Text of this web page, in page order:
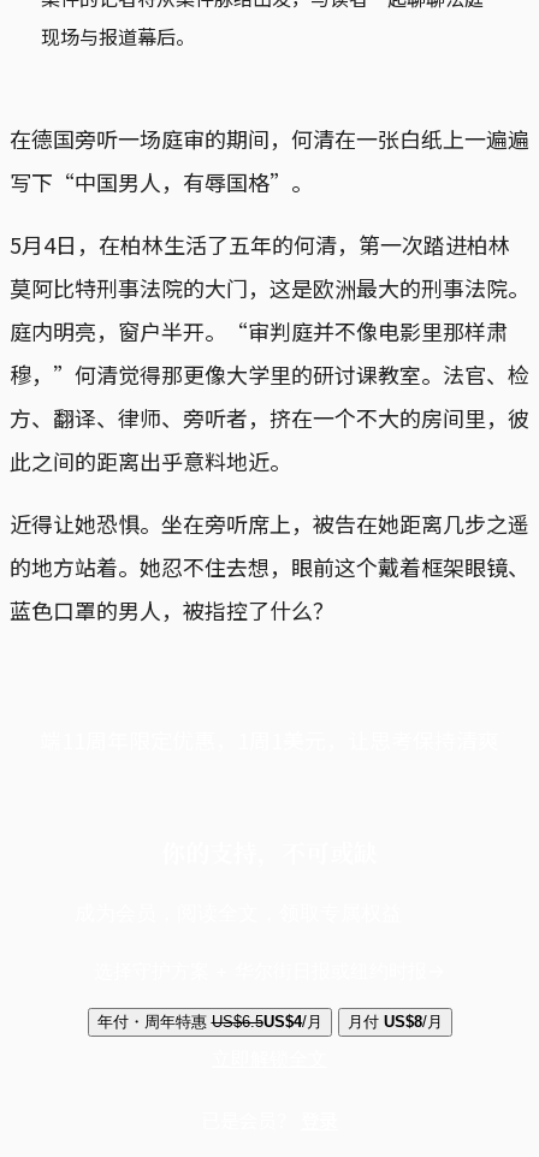
现场与报道幕后。
在德国旁听一场庭审的期间，何清在一张白纸上一遍遍
写下“中国男人，有辱国格”。
5月4日，在柏林生活了五年的何清，第一次踏进柏林
莫阿比特刑事法院的大门，这是欧洲最大的刑事法院。
庭内明亮，窗户半开。“审判庭并不像电影里那样肃
穆，”何清觉得那更像大学里的研讨课教室。法官、检
方、翻译、律师、旁听者，挤在一个不大的房间里，彼
此之间的距离出乎意料地近。
近得让她恐惧。坐在旁听席上，被告在她距离几步之遥
的地方站着。她忍不住去想，眼前这个戴着框架眼镜、
蓝色口罩的男人，被指控了什么？
年付・周年特惠 US$6.5US$4/月 月付 US$8/月